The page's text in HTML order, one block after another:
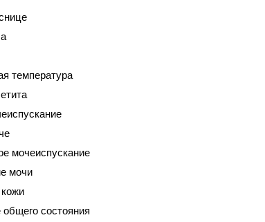
температура
мочеиспускание
мочи
состояния